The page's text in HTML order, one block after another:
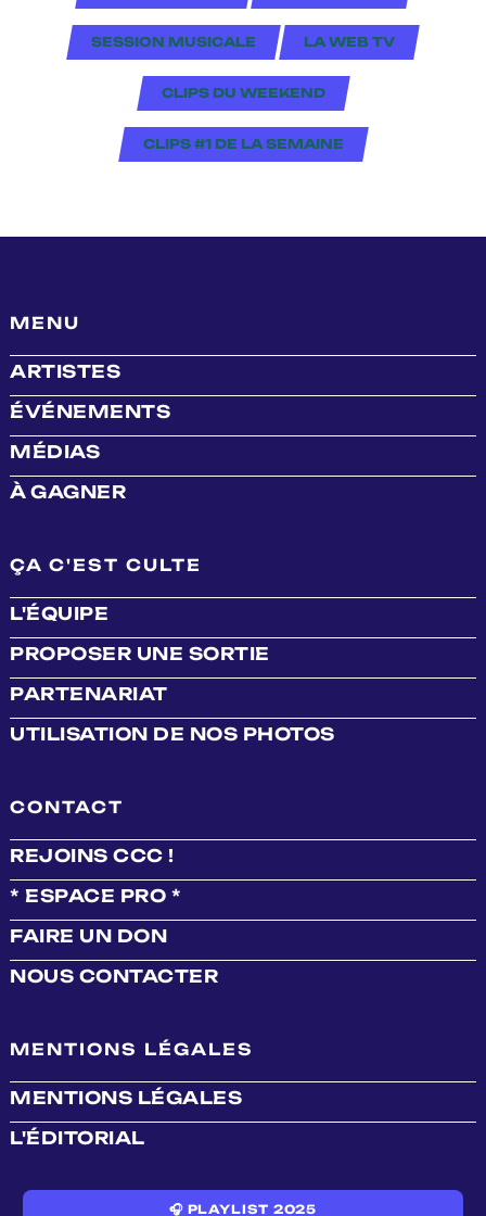
SESSION MUSICALE LA WEB TV
CLIPS DU WEEKEND
CLIPS #1 DE LA SEMAINE
MENU
ARTISTES
ÉVÉNEMENTS
MÉDIAS
À GAGNER
ÇA C'EST CULTE
L'ÉQUIPE
PROPOSER UNE SORTIE
PARTENARIAT
UTILISATION DE NOS PHOTOS
CONTACT
REJOINS CCC !
* ESPACE PRO *
FAIRE UN DON
NOUS CONTACTER
MENTIONS LÉGALES
MENTIONS LÉGALES
L'ÉDITORIAL
🎧 PLAYLIST 2025